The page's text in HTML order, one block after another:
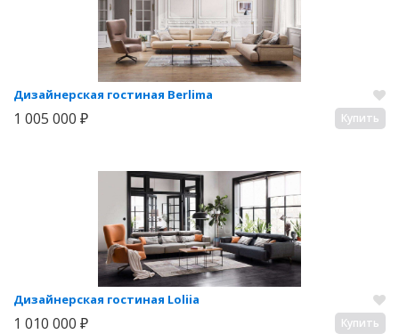
Дизайнерская гостиная Berlima
1 005 000 ₽ Купить
Дизайнерская гостиная Loliia
1 010 000 ₽ Купить